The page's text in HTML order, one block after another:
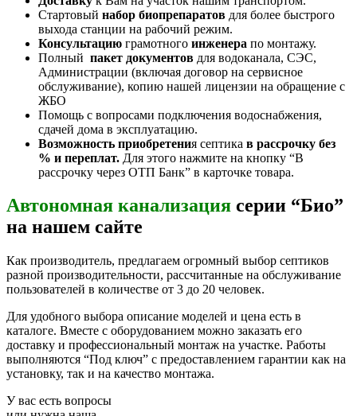
Стартовый набор биопрепаратов для более быстрого
выхода станции на рабочий режим.
Консультацию грамотного инженера по монтажу.
Полный пакет документов для водоканала, СЭС,
Администрации (включая договор на сервисное
обслуживание), копию нашей лицензии на обращение с
ЖБО
Помощь с вопросами подключения водоснабжения,
сдачей дома в эксплуатацию.
Возможность приобретения септика в рассрочку без
% и переплат. Для этого нажмите на кнопку “В
рассрочку через ОТП Банк” в карточке товара.
Автономная канализация серии “Био”
на нашем сайте
Как производитель, предлагаем огромный выбор септиков
разной производительности, рассчитанные на обслуживание
пользователей в количестве от 3 до 20 человек.
Для удобного выбора описание моделей и цена есть в
каталоге. Вместе с оборудованием можно заказать его
доставку и профессиональный монтаж на участке. Работы
выполняются “Под ключ” с предоставлением гарантии как на
установку, так и на качество монтажа.
У вас есть вопросы